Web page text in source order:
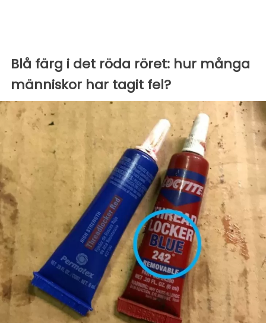
Blå färg i det röda röret: hur många
människor har tagit fel?